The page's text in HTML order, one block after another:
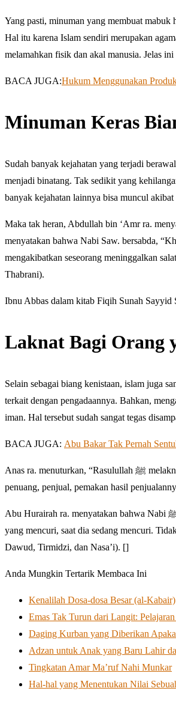
Yang pasti, minuman yang membuat mabuk
Hal itu karena Islam sendiri merupakan
melamahkan fisik dan akal manusia. Jelas
BACA JUGA:Hukum Menggunakan
Minuman Keras
Sudah banyak kejahatan yang terjadi
menjadi binatang. Tak sedikit yang
banyak kejahatan lainnya bisa muncul akibat
Maka tak heran, Abdullah bin ‘Amr ra.
menyatakan bahwa Nabi Saw. bersabda,
mengakibatkan seseorang meninggalkan
Thabrani).
Ibnu Abbas dalam kitab Fiqih Sunah Sayyid
Laknat Bagi Orang
Selain sebagai biang kenistaan, islam juga
terkait dengan pengadaannya. Bahkan,
BACA JUGA: Abu Bakar Tak Pernah
Anas ra. menuturkan, “Rasulullah ﷺ melaknat sepuluh orang yang terkait dengan khamr, yaitu pemeras, pemesan perasan, peminum, pemikul, pemesan,
penuang, penjual, pemakan hasil
Abu Hurairah ra. menyatakan bahwa Nabi ﷺ bersabda, “Tidaklah beriman orang yang berzina, saat dia sedang melakukannya. Tidaklah beriman orang
yang mencuri, saat dia sedang mencuri.
Dawud, Tirmidzi, dan Nasa’i). []
Anda Mungkin Tertarik Membaca Ini
Kenalilah Dosa-dosa Besar (al-Kabair)
Emas Tak Turun dari Langit:
Daging Kurban yang Diberikan
Adzan untuk Anak yang Baru Lahir
Tingkatan Amar Ma’ruf Nahi Munkar
Hal-hal yang Menentukan Nilai